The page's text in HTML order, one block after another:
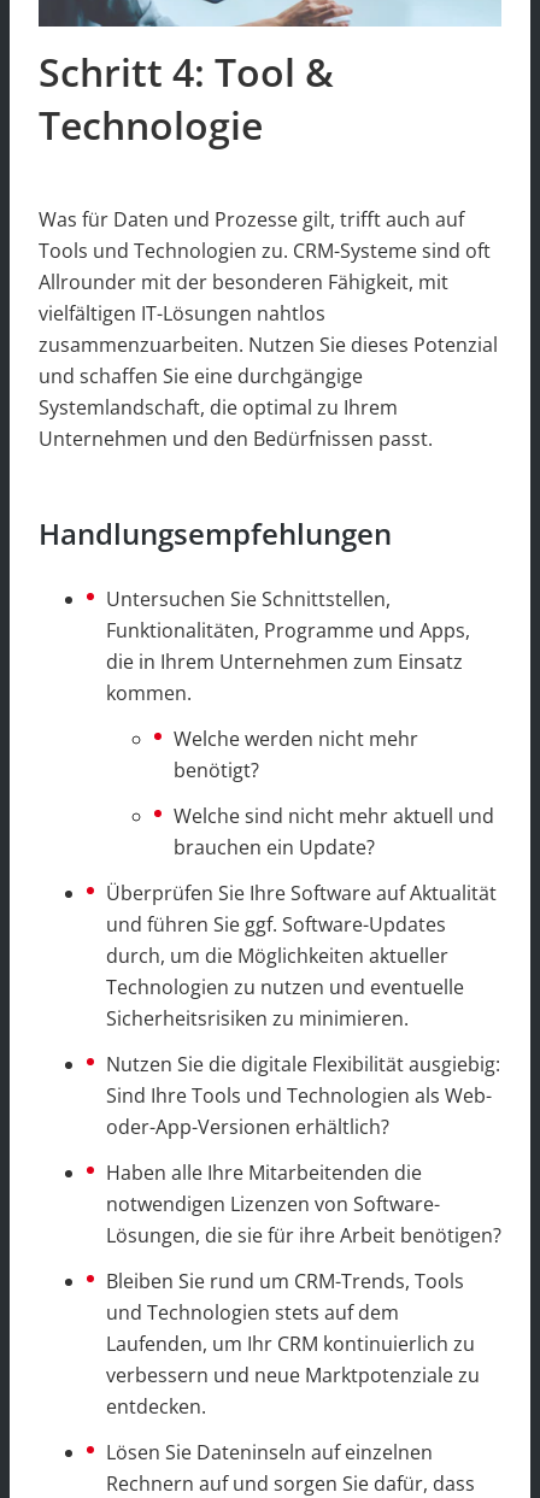
Schritt 4: Tool &
Technologie
Was für Daten und Prozesse gilt, trifft auch auf
Tools und Technologien zu. CRM-Systeme sind oft
Allrounder mit der besonderen Fähigkeit, mit
vielfältigen IT-Lösungen nahtlos
zusammenzuarbeiten. Nutzen Sie dieses Potenzial
und schaffen Sie eine durchgängige
Systemlandschaft, die optimal zu Ihrem
Unternehmen und den Bedürfnissen passt.
Handlungsempfehlungen
Untersuchen Sie Schnittstellen,
Funktionalitäten, Programme und Apps,
die in Ihrem Unternehmen zum Einsatz
kommen.
Welche werden nicht mehr
benötigt?
Welche sind nicht mehr aktuell und
brauchen ein Update?
Überprüfen Sie Ihre Software auf Aktualität
und führen Sie ggf. Software-Updates
durch, um die Möglichkeiten aktueller
Technologien zu nutzen und eventuelle
Sicherheitsrisiken zu minimieren.
Nutzen Sie die digitale Flexibilität ausgiebig:
Sind Ihre Tools und Technologien als Web-
oder-App-Versionen erhältlich?
Haben alle Ihre Mitarbeitenden die
notwendigen Lizenzen von Software-
Lösungen, die sie für ihre Arbeit benötigen?
Bleiben Sie rund um CRM-Trends, Tools
und Technologien stets auf dem
Laufenden, um Ihr CRM kontinuierlich zu
verbessern und neue Marktpotenziale zu
entdecken.
Lösen Sie Dateninseln auf einzelnen
Rechnern auf und sorgen Sie dafür, dass